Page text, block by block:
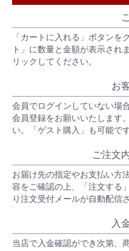
「カートに入れる」ボタンを
ト」に数量と金額が表示され
リックしてください。
お
会員でログインしていない場
会員登録をお願いいたします
い。「ゲスト購入」も可能です
ご注文
お届け先の指定やお支払い方
容をご確認の上、「注文する
り注文受付メールが自動配信
入
当店で入金確認ができ次第、